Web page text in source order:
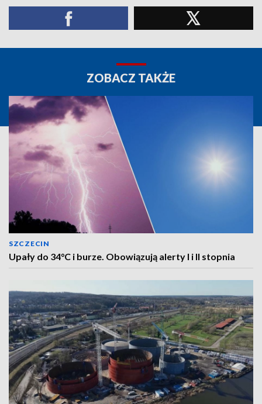
ZOBACZ TAKŻE
SZCZECIN
Upały do 34°C i burze. Obowiązują alerty I i II stopnia